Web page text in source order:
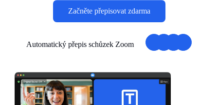
Začněte přepisovat zdarma
Automatický přepis schůzek Zoom